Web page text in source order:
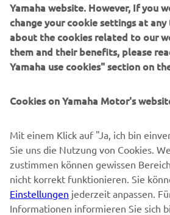
SUPPORT
NEWSLETTER
Sonderveranstaltungen,
ABONNIEREN
Lesen Sie unsere Datenschutzrichtlinie,
Ihre persönlichen Daten verarbeiten:
Yamaha website. However, If you
change your cookie settings at
about the cookies related to our
them and their benefits, please
Yamaha use cookies" section on
Cookies on Yamaha Motor's
Mit einem Klick auf "Ja, ich bin
Sie uns die Nutzung von Cookies.
zustimmen können gewissen
nicht korrekt funktionieren. Sie
Einstellungen jederzeit anpassen.
Informationen informieren Sie sich